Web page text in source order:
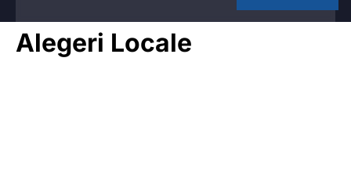
Alegeri Locale